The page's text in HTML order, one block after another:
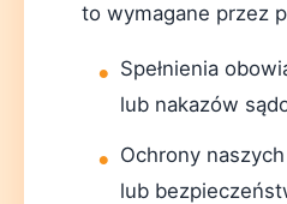
to wymagane przez
Spełnienia
lub nakazów
Ochrony
lub